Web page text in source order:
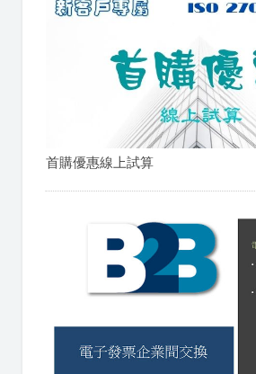
首購優惠線上試算